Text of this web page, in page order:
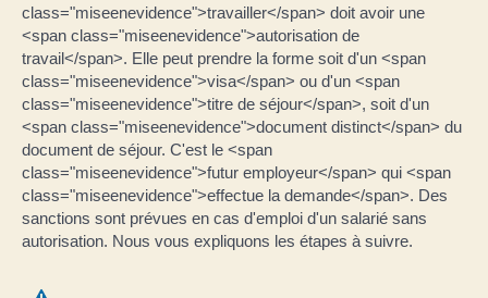
class="miseenevidence">travailler</span> doit avoir une
<span class="miseenevidence">autorisation de
travail</span>. Elle peut prendre la forme soit d'un <span
class="miseenevidence">visa</span> ou d'un <span
class="miseenevidence">titre de séjour</span>, soit d'un
<span class="miseenevidence">document distinct</span> du
document de séjour. C'est le <span
class="miseenevidence">futur employeur</span> qui <span
class="miseenevidence">effectue la demande</span>. Des
sanctions sont prévues en cas d'emploi d'un salarié sans
autorisation. Nous vous expliquons les étapes à suivre.